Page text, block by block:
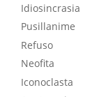
Idiosincrasia
Pusillanime
Refuso
Neofita
Iconoclasta